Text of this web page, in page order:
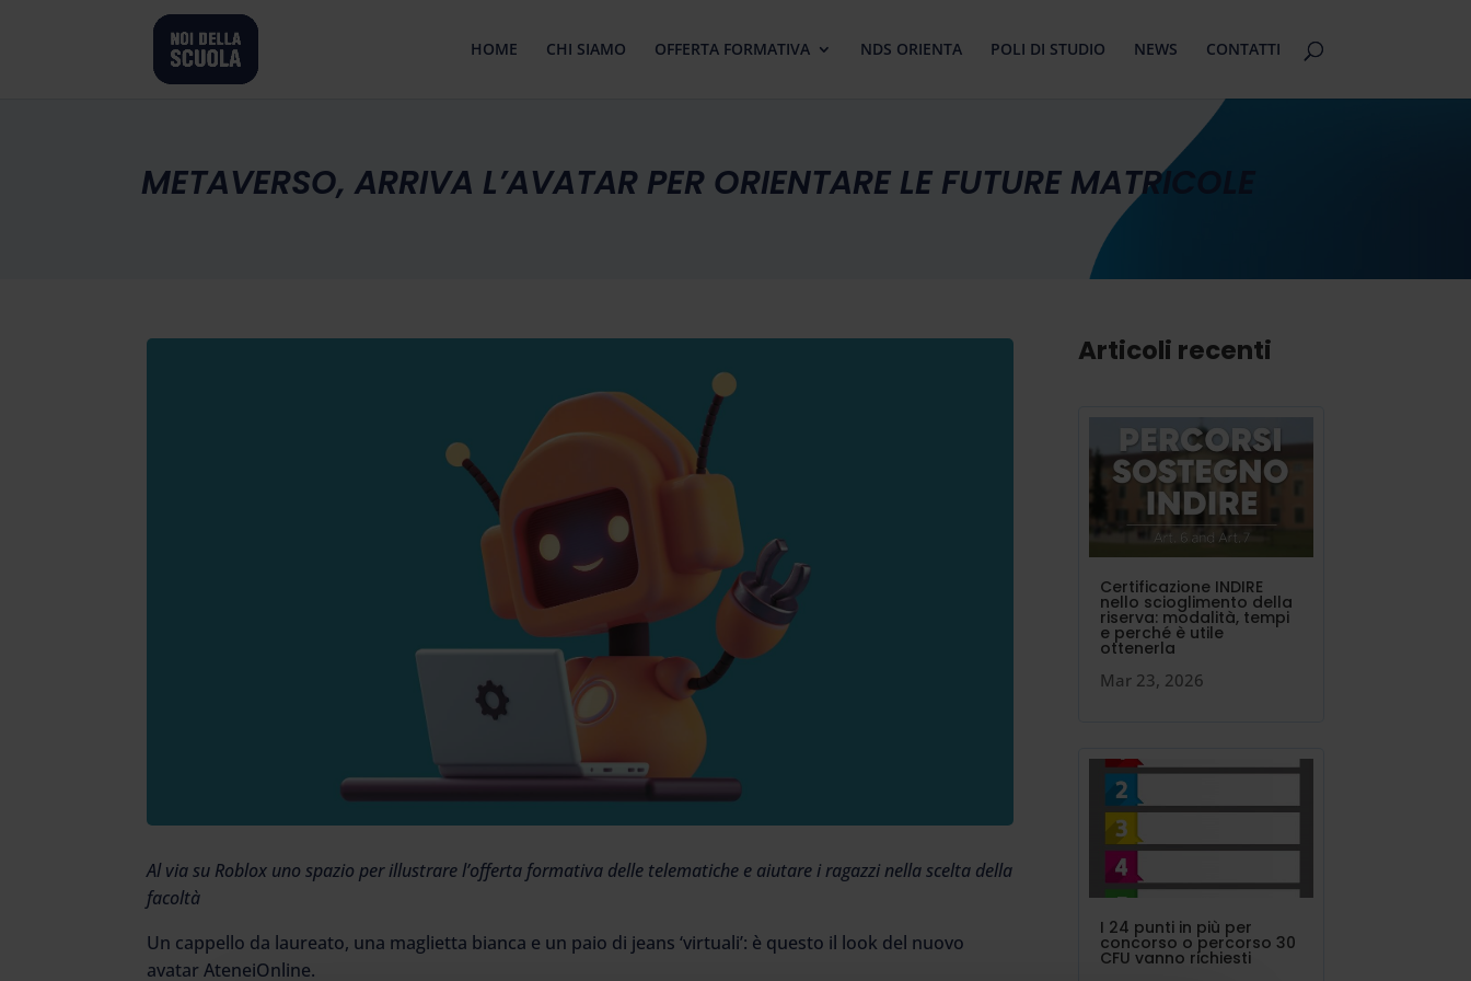
HOME CHI SIAMO OFFERTA FORMATIVA NDS ORIENTA POLI DI STUDIO NEWS CONTATTI
METAVERSO, ARRIVA L’AVATAR PER ORIENTARE LE FUTURE MATRICOLE
Al via su Roblox uno spazio per illustrare l’offerta formativa delle telematiche e aiutare i ragazzi nella scelta della
facoltà
Un cappello da laureato, una maglietta bianca e un paio di jeans ‘virtuali’: è questo il look del nuovo
avatar AteneiOnline.
Articoli recenti
Certificazione INDIRE
nello scioglimento della
riserva: modalità, tempi
e perché è utile
ottenerla
Mar 23, 2026
I 24 punti in più per
concorso o percorso 30
CFU vanno richiesti